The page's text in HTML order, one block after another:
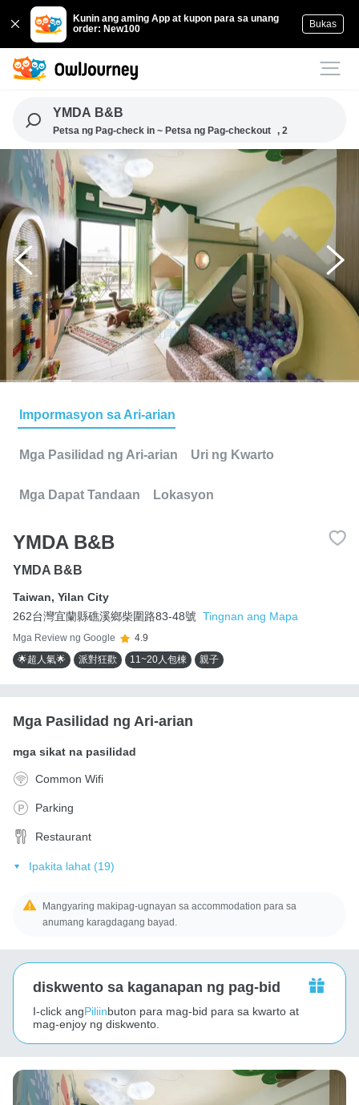
Kunin ang aming App at kupon para sa unang
order: New100
Bukas
YMDA B&B
Petsa ng Pag-check in ~ Petsa ng Pag-checkout , 2
Impormasyon sa Ari-arian
Mga Pasilidad ng Ari-arian Uri ng Kwarto
Mga Dapat Tandaan Lokasyon
YMDA B&B
YMDA B&B
Taiwan, Yilan City
262台灣宜蘭縣礁溪鄉柴圍路83-48號 Tingnan ang Mapa
Mga Review ng Google
4.9
🌟超人氣🌟
派對狂歡 11~20人包棟 親子
Mga Pasilidad ng Ari-arian
mga sikat na pasilidad
Common Wifi
Parking
Restaurant
Ipakita lahat (19)
Mangyaring makipag-ugnayan sa accommodation para sa
anumang karagdagang bayad.
diskwento sa kaganapan ng pag-bid
I-click angPiliinbuton para mag-bid para sa kwarto at
mag-enjoy ng diskwento.